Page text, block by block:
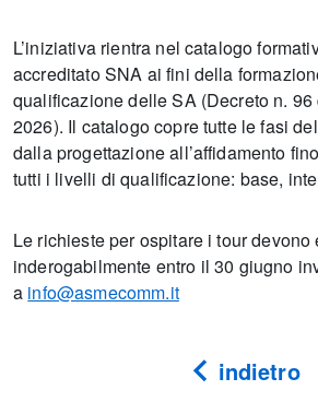
L’iniziativa rientra nel catalogo
accreditato SNA ai fini della
qualificazione delle SA (Decreto n.
2026). Il catalogo copre tutte le fasi
dalla progettazione all’affidamento
tutti i livelli di qualificazione: base,
Le richieste per ospitare i tour devono
inderogabilmente entro il 30 giugno
a info@asmecomm.it
indietro